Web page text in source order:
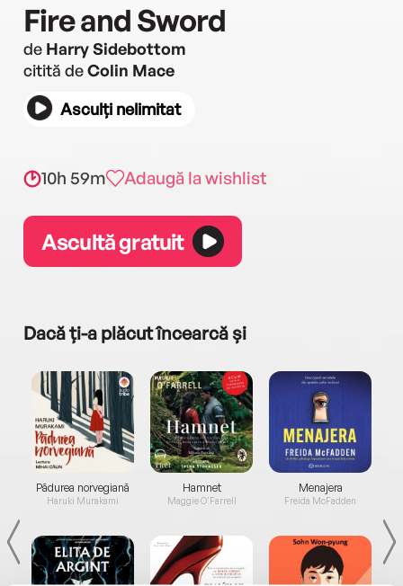
Fire and Sword
de Harry Sidebottom
citită deColin Mace
Asculți nelimitat
10h 59m Adaugă la wishlist
Ascultă gratuit
Dacă ți-a plăcut încearcă și
Pădurea norvegiană
Haruki Murakami
Hamnet
Maggie O'Farrell
Menajera
Freida McFadden